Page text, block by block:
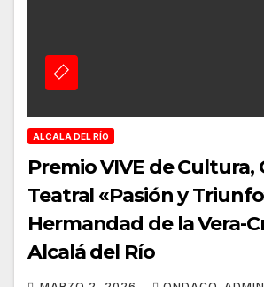
ALCALA DEL RÍO
Premio VIVE de Cultura,
Teatral «Pasión y
Hermandad de la Vera-
Alcalá del Río